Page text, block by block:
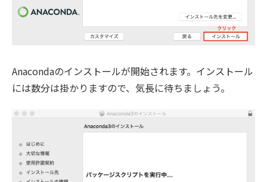
Anacondaのインストールが開始されます。インストール
には数分は掛かりますので、気長に待ちましょう。